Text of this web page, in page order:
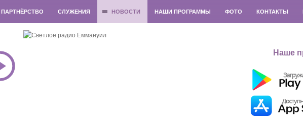
ПАРТНЁРСТВО СЛУЖЕНИЯ НОВОСТИ НАШИ ПРОГРАММЫ ФОТО КОНТАКТЫ
Наше